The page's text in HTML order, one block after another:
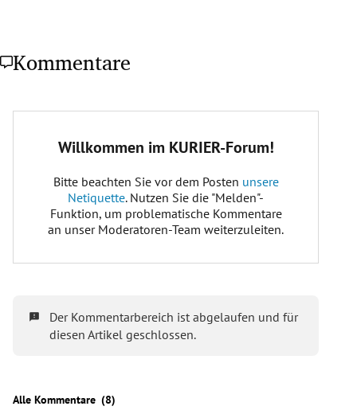
Kommentare